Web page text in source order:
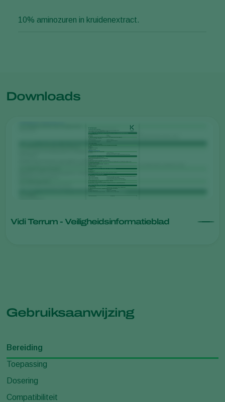
10% aminozuren in kruidenextract.
Downloads
Vidi Terrum - Veiligheidsinformatieblad
Gebruiksaanwijzing
Bereiding
Toepassing
Dosering
Compatibiliteit